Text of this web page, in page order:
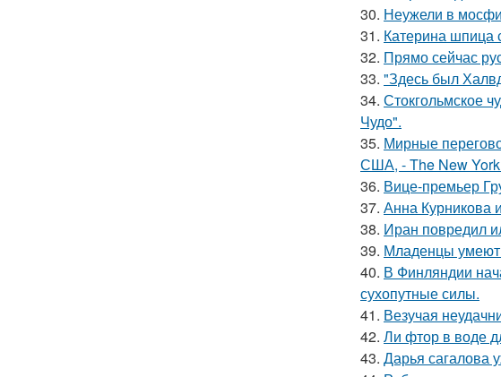
30. Неужели в
31. Катерина шпица
32. Прямо сейчас
33. "Здесь был
34. Стокгольмское
Чудо".
35. Мирные
США, - The New
36. Вице-премьер
37. Анна Курникова
38. Иран повредил
39. Младенцы умеют
40. В Финляндии
сухопутные силы.
41. Везучая
42. Ли фтор в воде
43. Дарья сагалова